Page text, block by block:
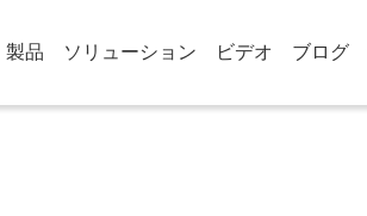
製品 ソリューション ビデオ ブログ